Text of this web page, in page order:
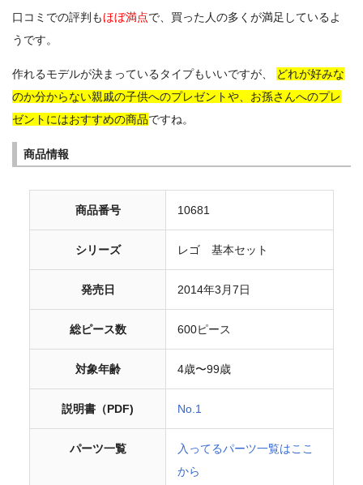
口コミでの評判もほぼ満点で、買った人の多くが満足しているよ
うです。
作れるモデルが決まっているタイプもいいですが、
どれが好みな
のか分からない親戚の子供へのプレゼントや、 お孫さんへのプレ
ゼントにはおすすめの商品ですね。
商品情報
商品番号 10681
シリーズ レゴ 基本セット
発売日 2014年3月7日
総ピース数 600ピース
対象年齢 4歳〜99歳
説明書（PDF) No.1
パーツ一覧
入ってるパーツ一覧はここ
から